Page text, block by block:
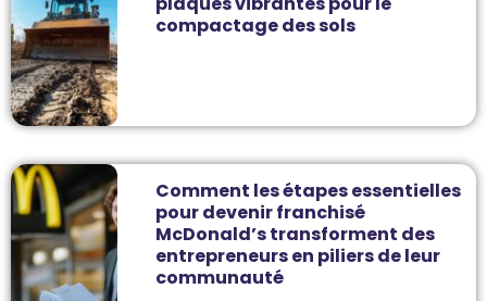
compactage des sols
Comment les étapes essentielles
pour devenir franchisé
McDonald’s transforment des
entrepreneurs en piliers de leur
communauté